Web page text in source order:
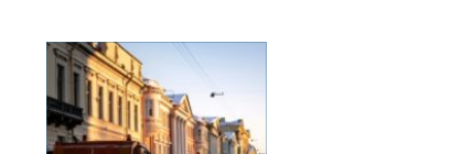
klare svar, når du som
bilist står med
spørgsmål om s...